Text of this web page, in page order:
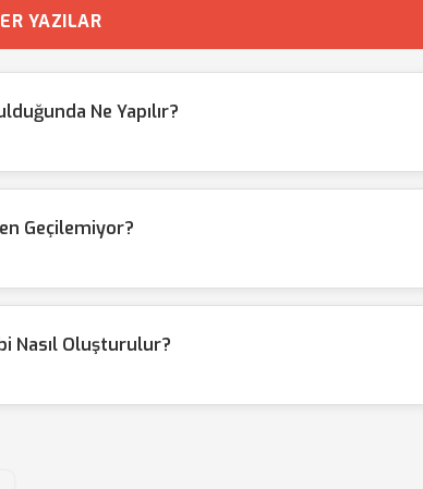
YAZILAR
Ne Yapılır?
Geçilemiyor?
Nasıl Oluşturulur?